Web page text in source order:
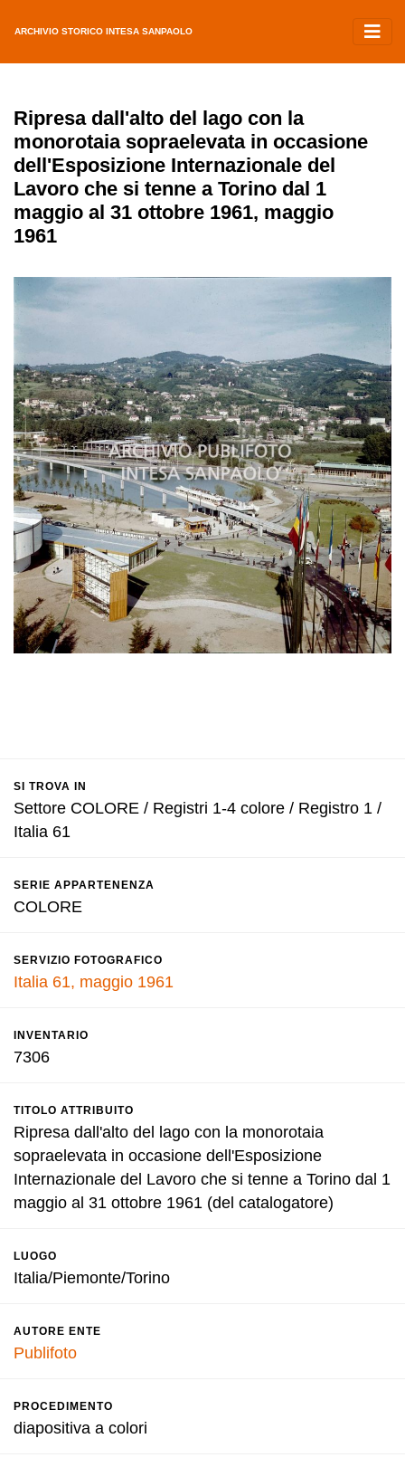
ARCHIVIO STORICO INTESA SANPAOLO
Ripresa dall'alto del lago con la
monorotaia sopraelevata in occasione
dell'Esposizione Internazionale del
Lavoro che si tenne a Torino dal 1
maggio al 31 ottobre 1961, maggio
1961
SI TROVA IN
Settore COLORE / Registri 1-4 colore / Registro 1 /
Italia 61
SERIE APPARTENENZA
COLORE
SERVIZIO FOTOGRAFICO
Italia 61, maggio 1961
INVENTARIO
7306
TITOLO ATTRIBUITO
Ripresa dall'alto del lago con la monorotaia
sopraelevata in occasione dell'Esposizione
Internazionale del Lavoro che si tenne a Torino dal 1
maggio al 31 ottobre 1961 (del catalogatore)
LUOGO
Italia/Piemonte/Torino
AUTORE ENTE
Publifoto
PROCEDIMENTO
diapositiva a colori